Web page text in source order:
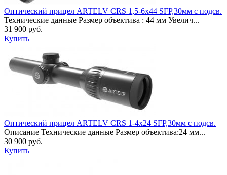
Оптический прицел ARTELV CRS 1,5-6х44 SFP,30мм с подсв.
Технические данные Размер объектива : 44 мм Увелич...
31 900 руб.
Купить
Оптический прицел ARTELV CRS 1-4х24 SFP,30мм с подсв.
Описание Технические данные Размер объектива:24 мм...
30 900 руб.
Купить